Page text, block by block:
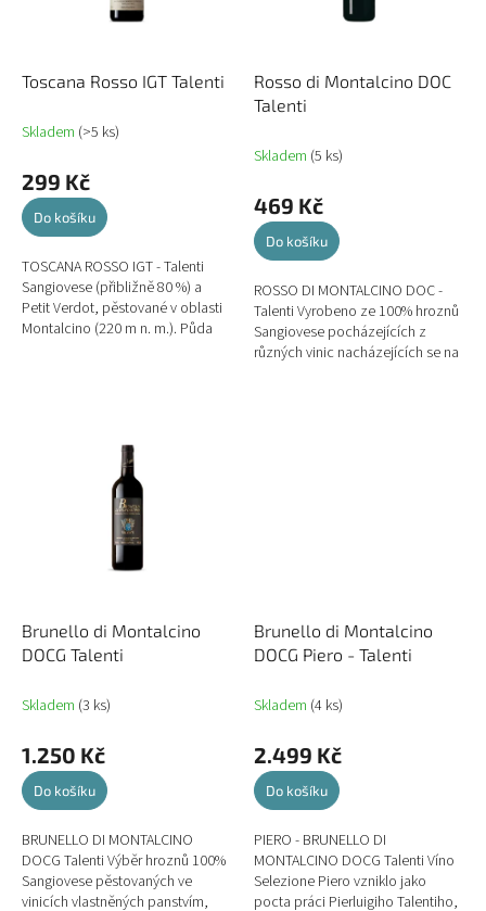
u
k
ů
Toscana Rosso IGT Talenti
Skladem (>5 ks)
299 Kč
Do košíku
TOSCANA ROSSO IGT - Talenti
Sangiovese (přibližně 80 %) a
Petit Verdot, pěstované v oblasti
Montalcino (220 m n. m.). Půda
Rosso di Montalcino DOC
Talenti
Skladem (5 ks)
469 Kč
Do košíku
ROSSO DI MONTALCINO DOC -
Talenti Vyrobeno ze 100% hroznů
Sangiovese pocházejících z
různých vinic nacházejících se na
Brunello di Montalcino
DOCG Talenti
Skladem (3 ks)
1.250 Kč
Do košíku
BRUNELLO DI MONTALCINO
DOCG Talenti Výběr hroznů 100%
Sangiovese pěstovaných ve
vinicích vlastněných panstvím,
Brunello di Montalcino
DOCG Piero - Talenti
Skladem (4 ks)
2.499 Kč
Do košíku
PIERO - BRUNELLO DI
MONTALCINO DOCG Talenti Víno
Selezione Piero vzniklo jako
pocta práci Pierluigiho Talentiho,